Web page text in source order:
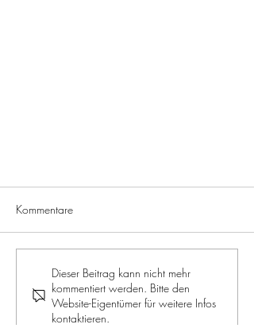
Kommentare
Dieser Beitrag kann nicht mehr
kommentiert werden. Bitte den
Website-Eigentümer für weitere Infos
kontaktieren.